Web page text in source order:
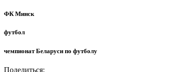
ФК Минск
футбол
чемпионат Беларуси по футболу
Поделиться: